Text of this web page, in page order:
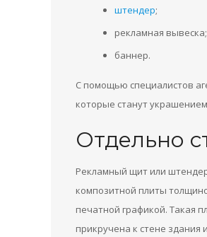
штендер;
рекламная вывеска;
баннер.
С помощью специалистов
которые станут
Отдельно
Рекламный щит или
композитной плиты
печатной графикой. Такая
прикручена к стене здания